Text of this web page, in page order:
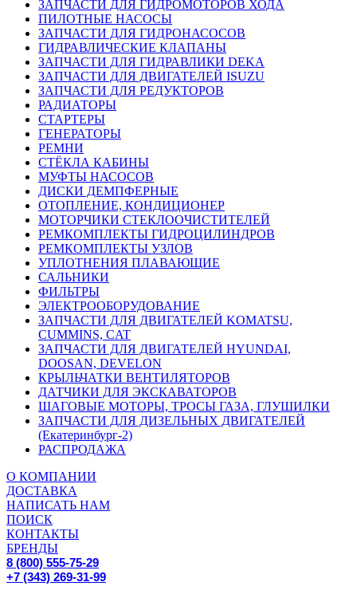
ЗАПЧАСТИ ДЛЯ ГИДРОМОТОРОВ ХОДА
ПИЛОТНЫЕ НАСОСЫ
ЗАПЧАСТИ ДЛЯ ГИДРОНАСОСОВ
ГИДРАВЛИЧЕСКИЕ КЛАПАНЫ
ЗАПЧАСТИ ДЛЯ ГИДРАВЛИКИ DEKA
ЗАПЧАСТИ ДЛЯ ДВИГАТЕЛЕЙ ISUZU
ЗАПЧАСТИ ДЛЯ РЕДУКТОРОВ
РАДИАТОРЫ
СТАРТЕРЫ
ГЕНЕРАТОРЫ
РЕМНИ
СТЁКЛА КАБИНЫ
МУФТЫ НАСОСОВ
ДИСКИ ДЕМПФЕРНЫЕ
ОТОПЛЕНИЕ, КОНДИЦИОНЕР
МОТОРЧИКИ СТЕКЛООЧИСТИТЕЛЕЙ
РЕМКОМПЛЕКТЫ ГИДРОЦИЛИНДРОВ
РЕМКОМПЛЕКТЫ УЗЛОВ
УПЛОТНЕНИЯ ПЛАВАЮЩИЕ
САЛЬНИКИ
ФИЛЬТРЫ
ЭЛЕКТРООБОРУДОВАНИЕ
ЗАПЧАСТИ ДЛЯ ДВИГАТЕЛЕЙ KOMATSU,
CUMMINS, CAT
ЗАПЧАСТИ ДЛЯ ДВИГАТЕЛЕЙ HYUNDAI,
DOOSAN, DEVELON
КРЫЛЬЧАТКИ ВЕНТИЛЯТОРОВ
ДАТЧИКИ ДЛЯ ЭКСКАВАТОРОВ
ШАГОВЫЕ МОТОРЫ, ТРОСЫ ГАЗА, ГЛУШИЛКИ
ЗАПЧАСТИ ДЛЯ ДИЗЕЛЬНЫХ ДВИГАТЕЛЕЙ
(Екатеринбург-2)
РАСПРОДАЖА
О КОМПАНИИ
ДОСТАВКА
НАПИСАТЬ НАМ
ПОИСК
КОНТАКТЫ
БРЕНДЫ
8 (800) 555-75-29
+7 (343) 269-31-99